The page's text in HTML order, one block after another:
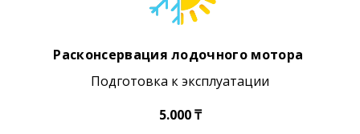
Расконсервация лодочного мотора
Подготовка к эксплуатации
5.000 ₸